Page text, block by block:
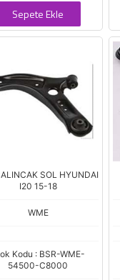
Sepete Ekle
SOL HYUNDAI
I20 15-18
WME
Kodu : BSR-WME-
54500-C8000